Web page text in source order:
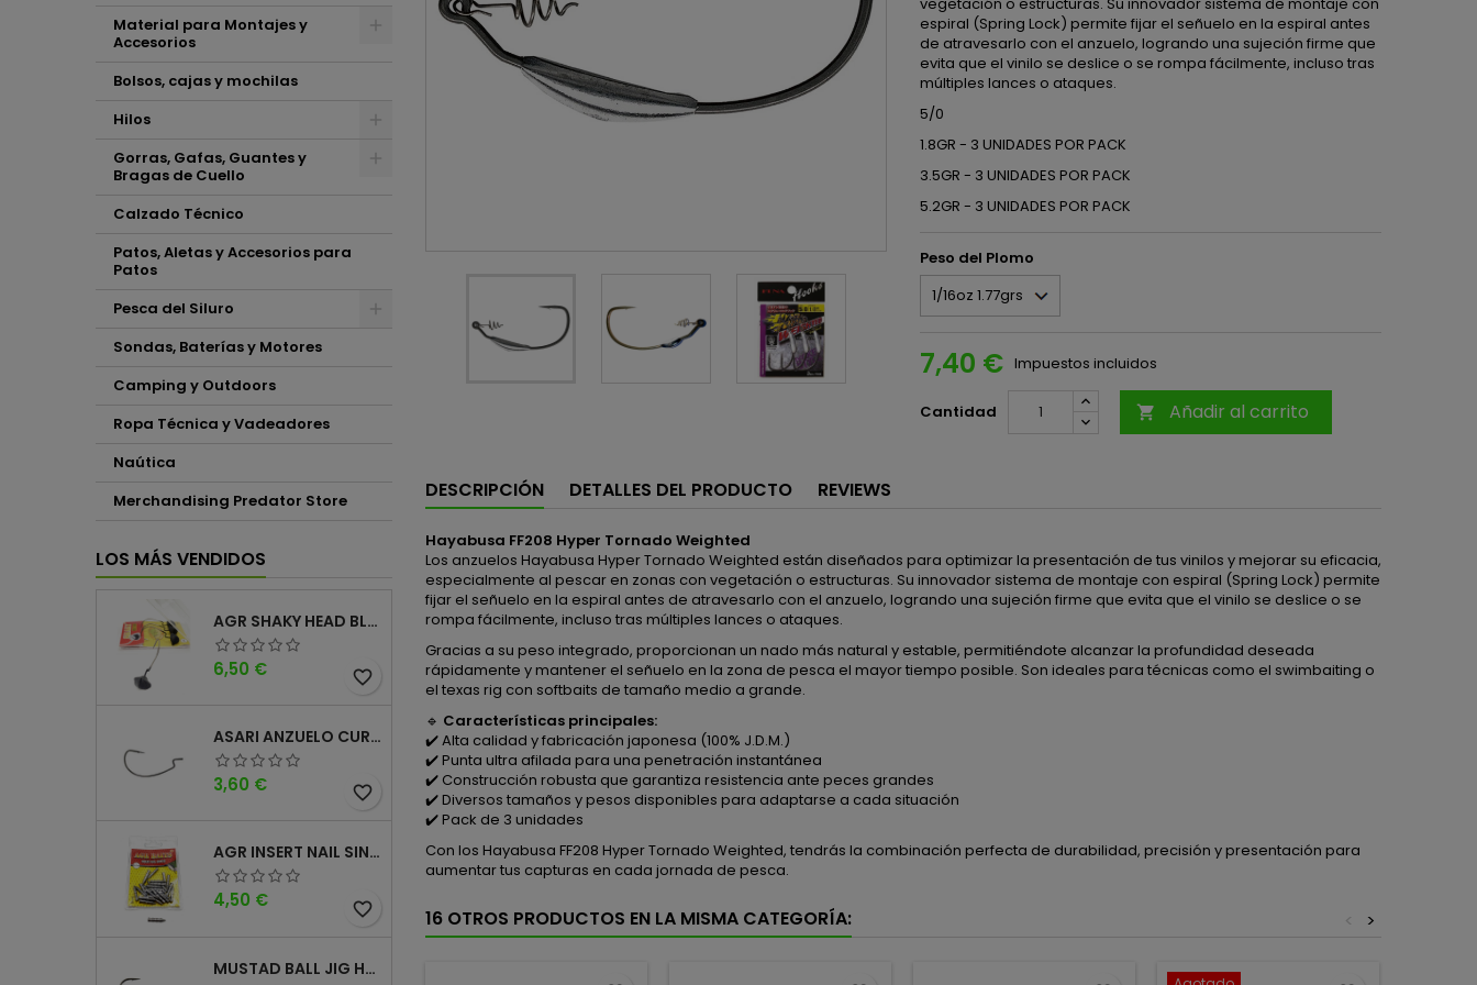
Material para Montajes y
Accesorios
Bolsos, cajas y mochilas
Hilos
Gorras, Gafas, Guantes y
Bragas de Cuello
Calzado Técnico
Patos, Aletas y Accesorios para
Patos
Pesca del Siluro
Sondas, Baterías y Motores
Camping y Outdoors
Ropa Técnica y Vadeadores
Naútica
Merchandising Predator Store
LOS MÁS VENDIDOS
AGR SHAKY HEAD BLACK 4PK
Precio
6,50 € favorite_border
ASARI ANZUELO CURVO CAROLINA WORM
Precio
3,60 € favorite_border
AGR INSERT NAIL SINKER
Precio
4,50 € favorite_border
MUSTAD BALL JIG HEAD KEEPER
espiral (Spring Lock) permite fijar el señuelo en la espiral antes
de atravesarlo con el anzuelo, logrando una sujeción firme que
evita que el vinilo se deslice o se rompa fácilmente, incluso tras
múltiples lances o ataques.
5/0
1.8GR - 3 UNIDADES POR PACK
3.5GR - 3 UNIDADES POR PACK
5.2GR - 3 UNIDADES POR PACK
Peso del Plomo
7,40 € Impuestos incluidos
Cantidad  Añadir al carrito
DESCRIPCIÓN DETALLES DEL PRODUCTO REVIEWS
Hayabusa FF208 Hyper Tornado Weighted
Los anzuelos Hayabusa Hyper Tornado Weighted están diseñados para optimizar la presentación de tus vinilos y mejorar su eficacia,
especialmente al pescar en zonas con vegetación o estructuras. Su innovador sistema de montaje con espiral (Spring Lock) permite
fijar el señuelo en la espiral antes de atravesarlo con el anzuelo, logrando una sujeción firme que evita que el vinilo se deslice o se
rompa fácilmente, incluso tras múltiples lances o ataques.
Gracias a su peso integrado, proporcionan un nado más natural y estable, permitiéndote alcanzar la profundidad deseada
rápidamente y mantener el señuelo en la zona de pesca el mayor tiempo posible. Son ideales para técnicas como el swimbaiting o
el texas rig con softbaits de tamaño medio a grande.
🔹 Características principales:
✔️ Alta calidad y fabricación japonesa (100% J.D.M.)
✔️ Punta ultra afilada para una penetración instantánea
✔️ Construcción robusta que garantiza resistencia ante peces grandes
✔️ Diversos tamaños y pesos disponibles para adaptarse a cada situación
✔️ Pack de 3 unidades
Con los Hayabusa FF208 Hyper Tornado Weighted, tendrás la combinación perfecta de durabilidad, precisión y presentación para
aumentar tus capturas en cada jornada de pesca.
16 OTROS PRODUCTOS EN LA MISMA CATEGORÍA: >
<